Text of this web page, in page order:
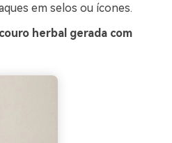
em selos ou ícones.
herbal gerada com